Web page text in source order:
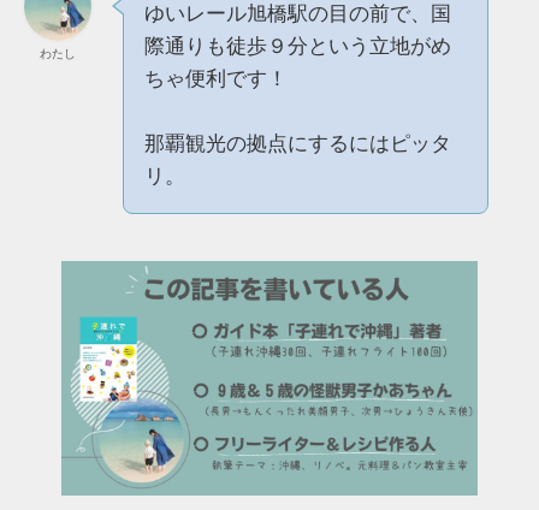
わたし
ゆいレール旭橋駅の目の前で、国
際通りも徒歩９分という立地がめ
ちゃ便利です！
那覇観光の拠点にするにはピッタ
リ。